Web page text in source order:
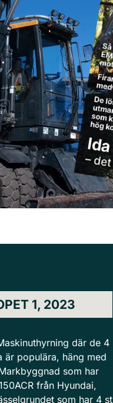
1, 2023
där de 4
är populära, häng med
som har
från Hyundai,
som har 4 st